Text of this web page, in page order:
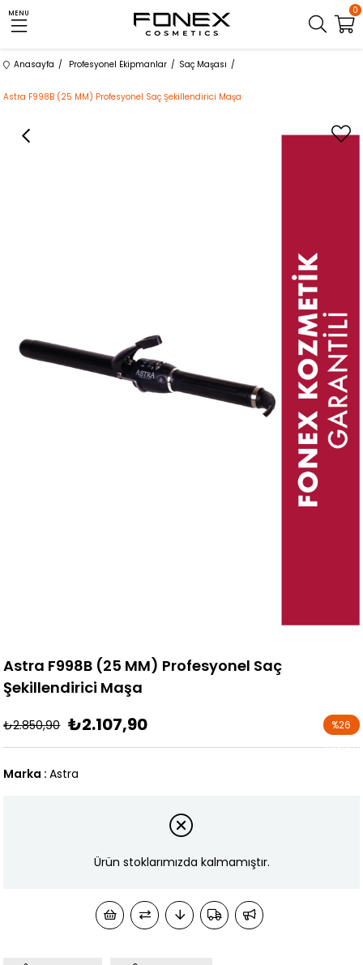
MENU 0
Anasayfa Profesyonel Ekipmanlar Saç Maşası
Astra F998B (25 MM) Profesyonel Saç Şekillendirici Maşa
Astra F998B (25 MM) Profesyonel Saç
Şekillendirici Maşa
₺2.850,90 ₺2.107,90 %26
İndirim
Marka : Astra
Ürün stoklarımızda kalmamıştır.